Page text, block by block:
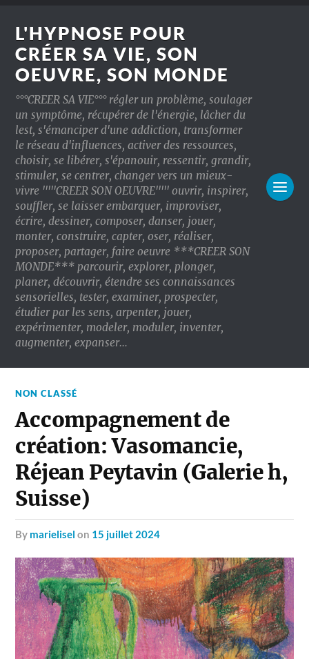
L'HYPNOSE POUR
CRÉER SA VIE, SON
OEUVRE, SON MONDE
°°°CREER SA VIE°°° régler un problème, soulager
un symptôme, récupérer de l'énergie, lâcher du
lest, s'émanciper d'une addiction, transformer
le réseau d'influences, activer des ressources,
choisir, se libérer, s'épanouir, ressentir, grandir,
stimuler, se centrer, changer vers un mieux-
vivre '''''CREER SON OEUVRE''''' ouvrir, inspirer,
souffler, se laisser embarquer, improviser,
écrire, dessiner, composer, danser, jouer,
monter, construire, capter, oser, réaliser,
proposer, partager, faire oeuvre ***CREER SON
MONDE*** parcourir, explorer, plonger,
planer, découvrir, étendre ses connaissances
sensorielles, tester, examiner, prospecter,
étudier par les sens, arpenter, jouer,
expérimenter, modeler, moduler, inventer,
augmenter, expanser…
NON CLASSÉ
Accompagnement de
création: Vasomancie,
Réjean Peytavin (Galerie h,
Suisse)
by marielisel on 15 juillet 2024